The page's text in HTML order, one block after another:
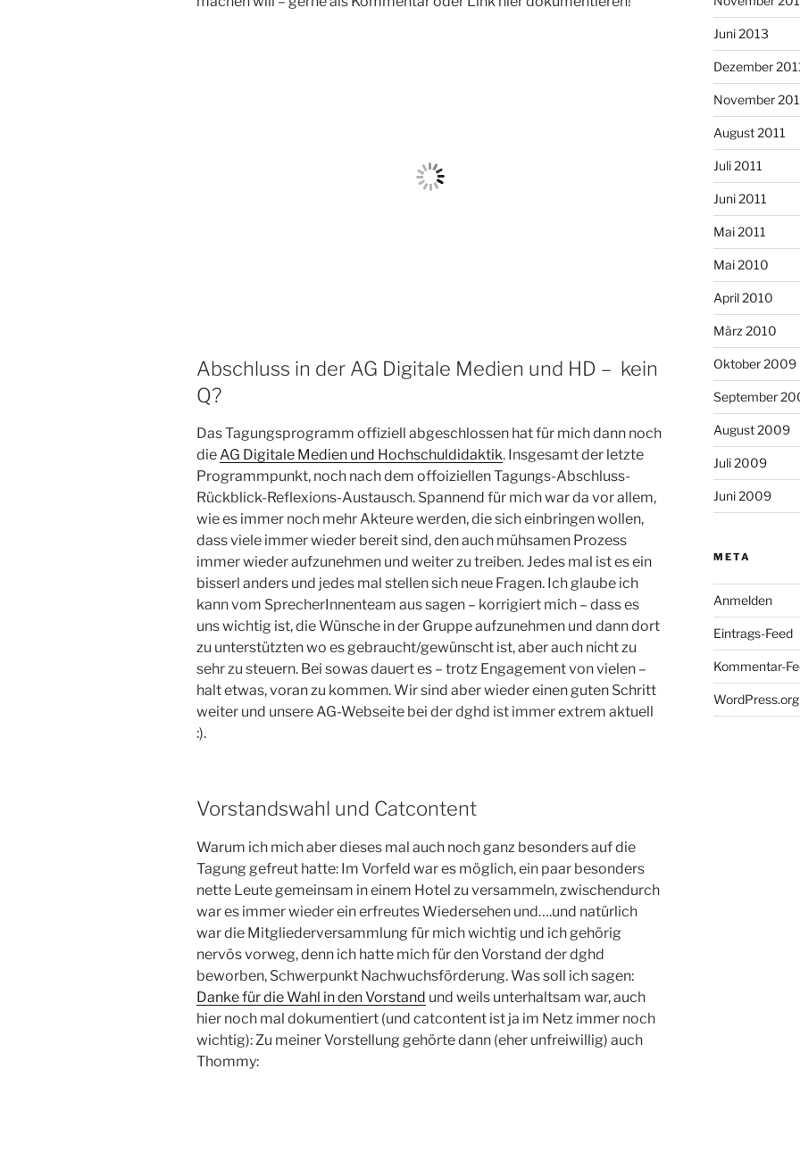
Abschluss in der AG Digitale Medien und HD – kein
Q?
Das Tagungsprogramm offiziell abgeschlossen hat für mich dann noch
dieAG Digitale Medien und Hochschuldidaktik. Insgesamt der letzte
Programmpunkt, noch nach dem offoiziellen Tagungs-Abschluss-
Rückblick-Reflexions-Austausch. Spannend für mich war da vor allem,
wie es immer noch mehr Akteure werden, die sich einbringen wollen,
dass viele immer wieder bereit sind, den auch mühsamen Prozess
immer wieder aufzunehmen und weiter zu treiben. Jedes mal ist es ein
bisserl anders und jedes mal stellen sich neue Fragen. Ich glaube ich
kann vom SprecherInnenteam aus sagen – korrigiert mich – dass es
uns wichtig ist, die Wünsche in der Gruppe aufzunehmen und dann dort
zu unterstützten wo es gebraucht/gewünscht ist, aber auch nicht zu
sehr zu steuern. Bei sowas dauert es – trotz Engagement von vielen –
halt etwas, voran zu kommen. Wir sind aber wieder einen guten Schritt
weiter und unsere AG-Webseite bei der dghd ist immer extrem aktuell
:).
Vorstandswahl und Catcontent
Warum ich mich aber dieses mal auch noch ganz besonders auf die
Tagung gefreut hatte: Im Vorfeld war es möglich, ein paar besonders
nette Leute gemeinsam in einem Hotel zu versammeln, zwischendurch
war es immer wieder ein erfreutes Wiedersehen und….und natürlich
war die Mitgliederversammlung für mich wichtig und ich gehörig
nervös vorweg, denn ich hatte mich für den Vorstand der dghd
beworben, Schwerpunkt Nachwuchsförderung. Was soll ich sagen:
Danke für die Wahl in den Vorstand und weils unterhaltsam war, auch
hier noch mal dokumentiert (und catcontent ist ja im Netz immer noch
wichtig): Zu meiner Vorstellung gehörte dann (eher unfreiwillig) auch
Thommy:
Juni 2013
Dezember
November
August 2011
Juli 2011
Juni 2011
Mai 2011
Mai 2010
April 2010
März 2010
Oktober 2009
September
August 2009
Juli 2009
Juni 2009
META
Anmelden
Eintrags-Feed
Kommentar-
WordPress.org